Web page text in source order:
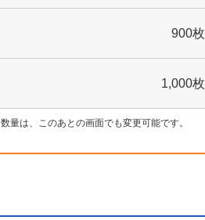
900枚
1,000枚
数量は、このあとの画面でも変更可能です。